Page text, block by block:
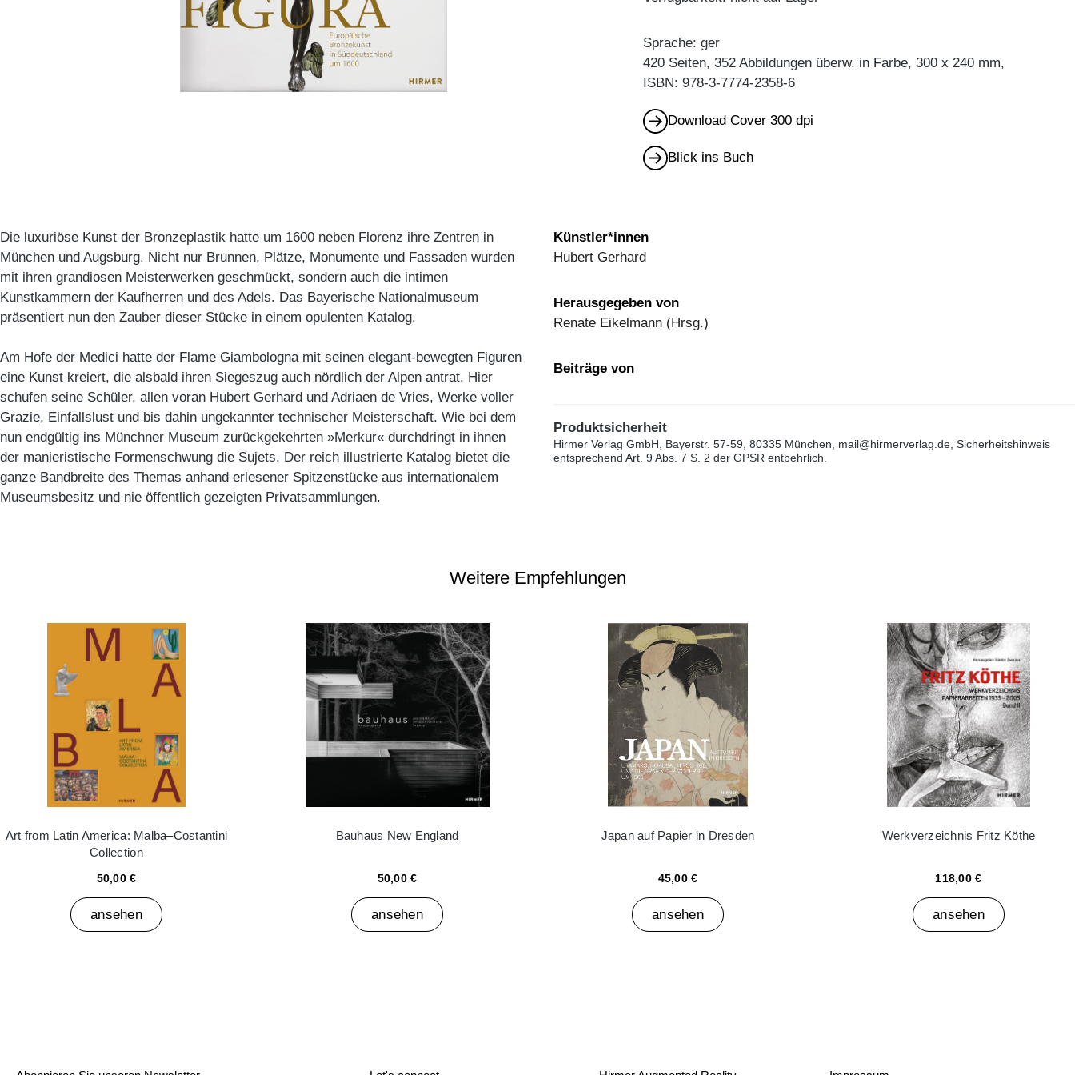
Sprache: ger
420 Seiten, 352 Abbildungen überw. in Farbe, 300 x 240 mm,
ISBN: 978-3-7774-2358-6
Download Cover 300 dpi
Blick ins Buch
Die luxuriöse Kunst der Bronzeplastik hatte um 1600 neben Florenz ihre Zentren in
München und Augsburg. Nicht nur Brunnen, Plätze, Monumente und Fassaden wurden
mit ihren grandiosen Meisterwerken geschmückt, sondern auch die intimen
Kunstkammern der Kaufherren und des Adels. Das Bayerische Nationalmuseum
präsentiert nun den Zauber dieser Stücke in einem opulenten Katalog.
Am Hofe der Medici hatte der Flame Giambologna mit seinen elegant-bewegten Figuren
eine Kunst kreiert, die alsbald ihren Siegeszug auch nördlich der Alpen antrat. Hier
schufen seine Schüler, allen voran Hubert Gerhard und Adriaen de Vries, Werke voller
Grazie, Einfallslust und bis dahin ungekannter technischer Meisterschaft. Wie bei dem
nun endgültig ins Münchner Museum zurückgekehrten »Merkur« durchdringt in ihnen
der manieristische Formenschwung die Sujets. Der reich illustrierte Katalog bietet die
ganze Bandbreite des Themas anhand erlesener Spitzenstücke aus internationalem
Museumsbesitz und nie öffentlich gezeigten Privatsammlungen.
Künstler*innen
Hubert Gerhard
Herausgegeben von
Renate Eikelmann (Hrsg.)
Beiträge von
Produktsicherheit
Hirmer Verlag GmbH, Bayerstr. 57-59, 80335 München, mail@hirmerverlag.de, Sicherheitshinweis
entsprechend Art. 9 Abs. 7 S. 2 der GPSR entbehrlich.
Weitere Empfehlungen
Art from Latin America: Malba–Costantini
Collection
50,00 €
ansehen
Bauhaus New England
50,00 €
ansehen
Japan auf Papier in Dresden
45,00 €
ansehen
Werkverzeichnis Fritz Köthe
118,00 €
ansehen